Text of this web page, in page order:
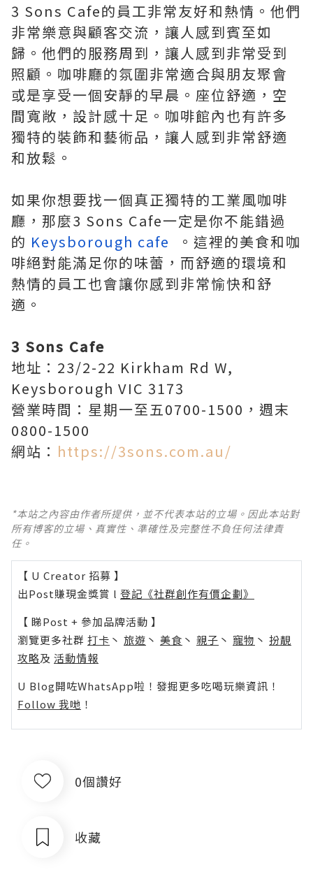
3 Sons Cafe的員工非常友好和熱情。他們
非常樂意與顧客交流，讓人感到賓至如
歸。他們的服務周到，讓人感到非常受到
照顧。咖啡廳的氛圍非常適合與朋友聚會
或是享受一個安靜的早晨。座位舒適，空
間寬敞，設計感十足。咖啡館內也有許多
獨特的裝飾和藝術品，讓人感到非常舒適
和放鬆。
如果你想要找一個真正獨特的工業風咖啡
廳，那麼3 Sons Cafe一定是你不能錯過
的 Keysborough cafe
。這裡的美食和咖
啡絕對能滿足你的味蕾，而舒適的環境和
熱情的員工也會讓你感到非常愉快和舒
適。
3 Sons Cafe
地址：23/2-22 Kirkham Rd W,
Keysborough VIC 3173
營業時間：星期一至五0700-1500，週末
0800-1500
網站： https://3sons.com.au/
*本站之內容由作者所提供，並不代表本站的立場。因此本站對
所有博客的立場、真實性、準確性及完整性不負任何法律責
任。
【 U Creator 招募 】
出Post賺現金獎賞 l 登記《社群創作有價企劃》
【 睇Post + 參加品牌活動 】
瀏覽更多社群 打卡 丶 旅遊 丶 美食 丶 親子 丶 寵物 丶 扮靚
攻略及 活動情報
U Blog開咗WhatsApp啦！發掘更多吃喝玩樂資訊！
Follow 我哋 ！
0個讚好
收藏